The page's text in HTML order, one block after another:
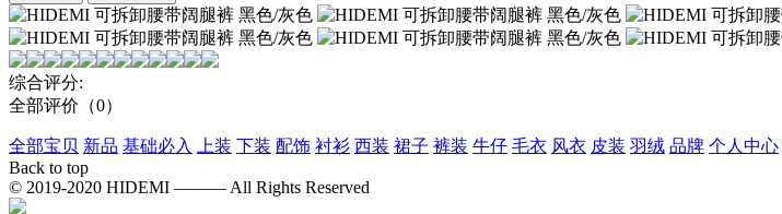
综合评分:
全部评价 （0）
全部宝贝 新品 基础必入 上装 下装 配饰 衬衫 西装 裙子 裤装 牛仔 毛衣 风衣 皮装 羽绒 品牌 个人中心
Back to top
© 2019-2020 HIDEMI ——— All Rights Reserved